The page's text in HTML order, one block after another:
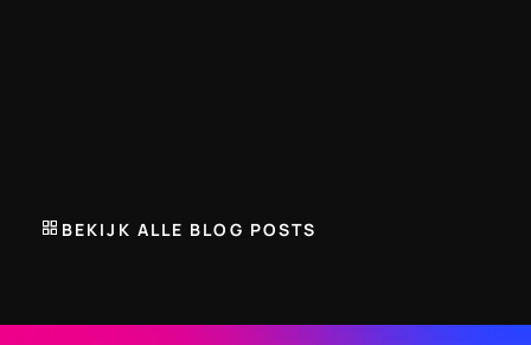
trainingen omwisselen, zonder dat de opbouw van je
BEKIJK ALLE BLOG POSTS